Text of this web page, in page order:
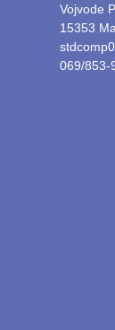
Vojvode
15353
069/853-